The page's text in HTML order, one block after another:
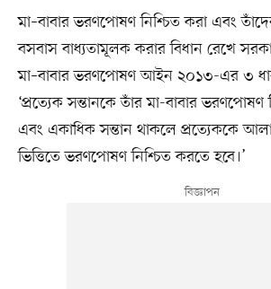
মা–বাবার ভরণপোষণ নিশ্চিত করা এবং
বসবাস বাধ্যতামূলক করার বিধান রেখে
মা–বাবার ভরণপোষণ আইন ২০১৩-এর ৩
‘প্রত্যেক সন্তানকে তাঁর মা-বাবার
এবং একাধিক সন্তান থাকলে প্রত্যেককে
ভিত্তিতে ভরণপোষণ নিশ্চিত করতে হবে।’